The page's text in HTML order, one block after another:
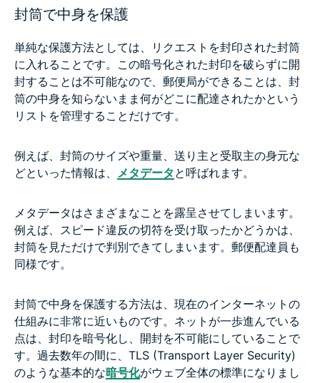
封筒で中身を保護
単純な保護方法としては、リクエストを封印された封筒
に入れることです。この暗号化された封印を破らずに開
封することは不可能なので、郵便局ができることは、封
筒の中身を知らないまま何がどこに配達されたかという
リストを管理することだけです。
例えば、封筒のサイズや重量、送り主と受取主の身元な
どといった情報は、
メタデータ と呼ばれます。
メタデータはさまざまなことを露呈させてしまいます。
例えば、スピード違反の切符を受け取ったかどうかは、
封筒を見ただけで判別できてしまいます。郵便配達員も
同様です。
封筒で中身を保護する方法は、現在のインターネットの
仕組みに非常に近いものです。ネットが一歩進んでいる
点は、封印を暗号化し、開封を不可能にしていることで
す。過去数年の間に、TLS (Transport Layer Security)
のような基本的な暗号化がウェブ全体の標準になりまし